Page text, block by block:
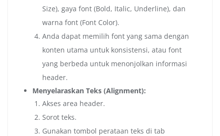
Size), gaya font (Bold, Italic, Underline), dan
warna font (Font Color).
Anda dapat memilih font yang sama dengan
konten utama untuk konsistensi, atau font
yang berbeda untuk menonjolkan informasi
header.
Menyelaraskan Teks (Alignment):
Akses area header.
Sorot teks.
Gunakan tombol perataan teks di tab